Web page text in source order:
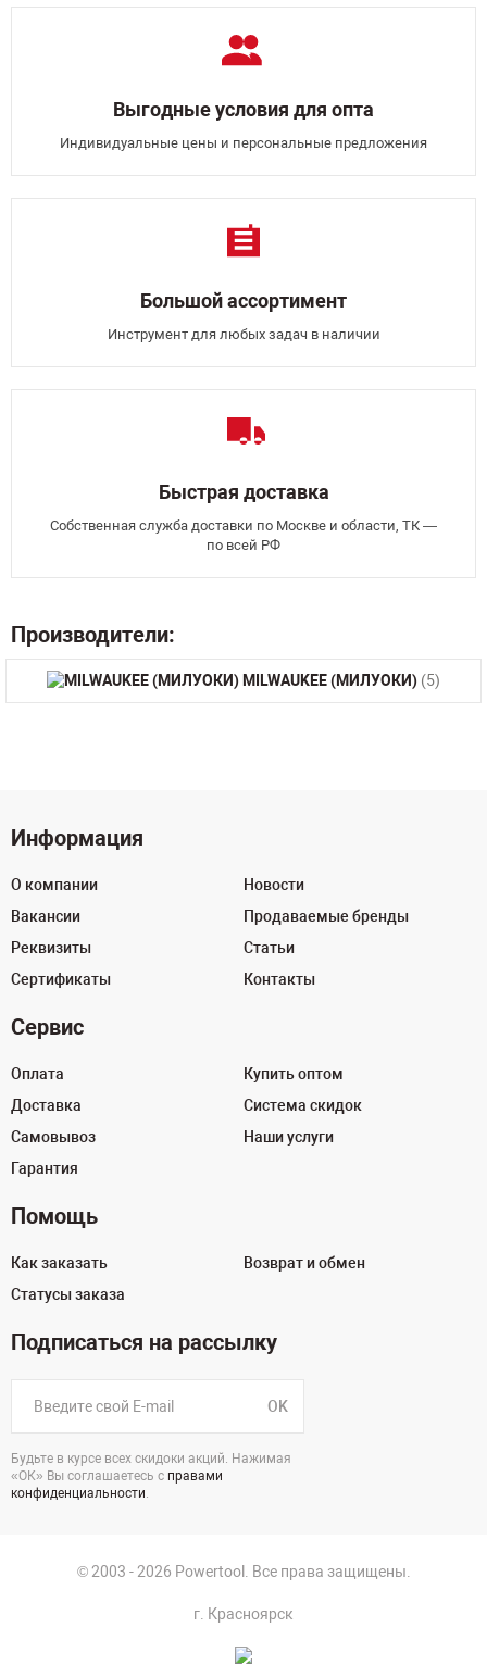
Выгодные условия для опта
Индивидуальные цены и персональные предложения
Большой ассортимент
Инструмент для любых задач в наличии
Быстрая доставка
Собственная служба доставки по Москве и области, ТК —
по всей РФ
Производители:
MILWAUKEE (МИЛУОКИ) (5)
Информация
О компании
Вакансии
Реквизиты
Сертификаты
Новости
Продаваемые бренды
Статьи
Контакты
Сервис
Оплата
Доставка
Самовывоз
Гарантия
Купить оптом
Система скидок
Наши услуги
Помощь
Как заказать
Статусы заказа
Возврат и обмен
Подписаться на рассылку
OK
Будьте в курсе всех скидоки акций. Нажимая
«ОК» Вы соглашаетесь с правами
конфиденциальности.
© 2003 - 2026 Powertool. Все права защищены.
г. Красноярск